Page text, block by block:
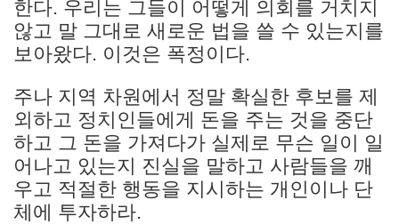
한다. 우리는 그들이 어떻게 의회를 거치지
않고 말 그대로 새로운 법을 쓸 수 있는지를
보아왔다. 이것은 폭정이다.
주나 지역 차원에서 정말 확실한 후보를 제
외하고 정치인들에게 돈을 주는 것을 중단
하고 그 돈을 가져다가 실제로 무슨 일이 일
어나고 있는지 진실을 말하고 사람들을 깨
우고 적절한 행동을 지시하는 개인이나 단
체에 투자하라.